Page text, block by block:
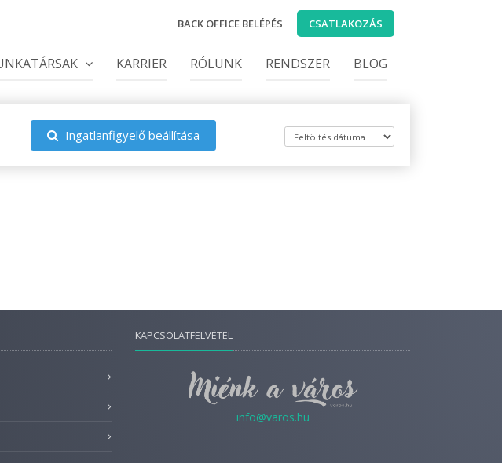
BACK OFFICE BELÉPÉS CSATLAKOZÁS
KARRIER RÓLUNK RENDSZER BLOG
Ingatlanfigyelő beállítása
KAPCSOLATFELVÉTEL
info@varos.hu